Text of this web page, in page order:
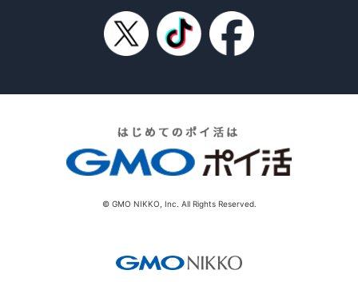
© GMO NIKKO, Inc. All Rights Reserved.